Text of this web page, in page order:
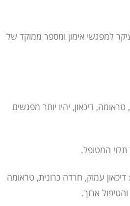
למפגשי אימון ומספר ממוקד של
דיכאון, יהיו יותר מפגשים
המטופל.
עמוק, חרדה כרונית, טראומה
ארוך.